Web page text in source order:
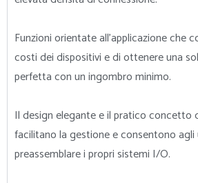
Funzioni orientate all’applicazione che
costi dei dispositivi e di ottenere una
perfetta con un ingombro minimo.
Il design elegante e il pratico concetto
facilitano la gestione e consentono
preassemblare i propri sistemi I/O.